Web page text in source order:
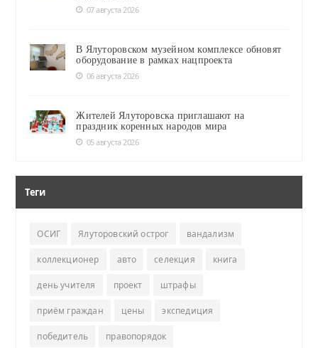
07 августа 2026
В Ялуторовском музейном комплексе обновят
оборудование в рамках нацпроекта
06 августа 2026
Жителей Ялуторовска приглашают на
праздник коренных народов мира
05 августа 2026
Теги
ОСИГ Ялуторовский острог вандализм
коллекционер авто селекция книга
день учителя проект штрафы
приём граждан цены экспедиция
победитель правопорядок